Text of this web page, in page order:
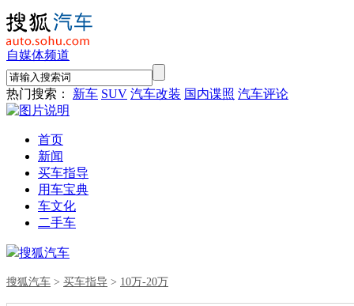
自媒体频道
热门搜索： 新车 SUV 汽车改装 国内谍照 汽车评论
首页
新闻
买车指导
用车宝典
车文化
二手车
搜狐汽车
搜狐汽车 > 买车指导 > 10万-20万